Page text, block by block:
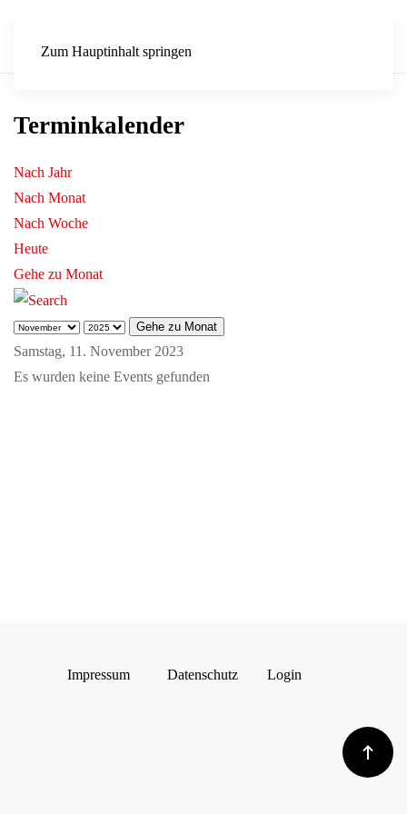
Zum Hauptinhalt springen
Terminkalender
Nach Jahr
Nach Monat
Nach Woche
Heute
Gehe zu Monat
Gehe zu Monat
Samstag, 11. November 2023
Es wurden keine Events gefunden
Impressum Datenschutz Login